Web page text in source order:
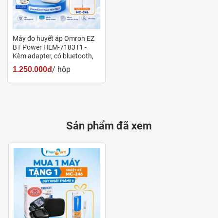
báo hình "trái tim" sáng màu xanh báo hiệu người dùng đã
đặt tay tại vị trí
Công nghệ IntelliSense độc quyền:
Công nghệ này cho phép vòng bít tự động bơm hơi, tiến
hành đo và xả khí sau khi đã đạt tới mức áp suất đo phù
hợp. Người dùng không cần điều chỉnh mức bơm hơi mà
vẫn đem lại kết quả đo chính xác và sự thoải mái khi đo.
Kết nối với phần mềm Omron Connect qua
Máy đo huyết áp Omron EZ
BT Power HEM-7183T1 -
Kèm adapter, có bluetooth,
thay thế cho 7143T1
1.250.000đ/ hộp
Sản phẩm đã xem